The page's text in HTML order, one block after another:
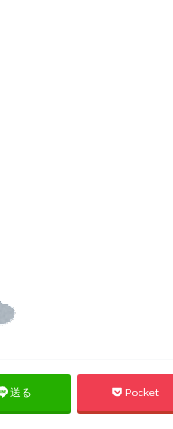
送る Pocket